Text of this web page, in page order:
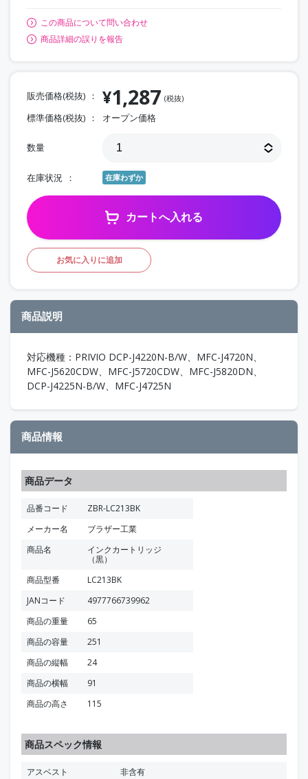
この商品について問い合わせ
商品詳細の誤りを報告
販売価格(税抜) ¥1,287 (税抜)
標準価格(税抜) オープン価格
数量
在庫状況 在庫わずか
カートへ入れる
お気に入りに追加
商品説明
対応機種：PRIVIO DCP-J4220N-B/W、MFC-J4720N、
MFC-J5620CDW、MFC-J5720CDW、MFC-J5820DN、
DCP-J4225N-B/W、MFC-J4725N
商品情報
商品データ
品番コード
ZBR-LC213BK
メーカー名
ブラザー工業
商品名
インクカートリッジ
（黒）
商品型番
LC213BK
JANコード
4977766739962
商品の重量
65
商品の容量
251
商品の縦幅
24
商品の横幅
91
商品の高さ
115
商品スペック情報
アスベスト
非含有